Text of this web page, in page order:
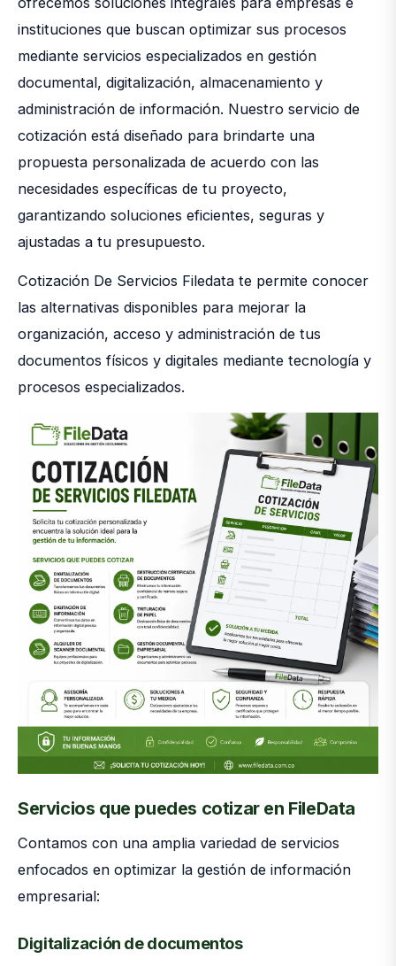
instituciones que buscan optimizar sus procesos
mediante servicios especializados en gestión
documental, digitalización, almacenamiento y
administración de información. Nuestro servicio de
cotización está diseñado para brindarte una
propuesta personalizada de acuerdo con las
necesidades específicas de tu proyecto,
garantizando soluciones eficientes, seguras y
ajustadas a tu presupuesto.
Cotización De Servicios Filedata te permite conocer
las alternativas disponibles para mejorar la
organización, acceso y administración de tus
documentos físicos y digitales mediante tecnología y
procesos especializados.
Servicios que puedes cotizar en FileData
Contamos con una amplia variedad de servicios
enfocados en optimizar la gestión de información
empresarial:
Digitalización de documentos